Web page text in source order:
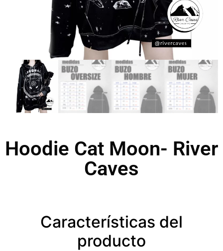
Hoodie Cat Moon- River
Caves
Características del
producto